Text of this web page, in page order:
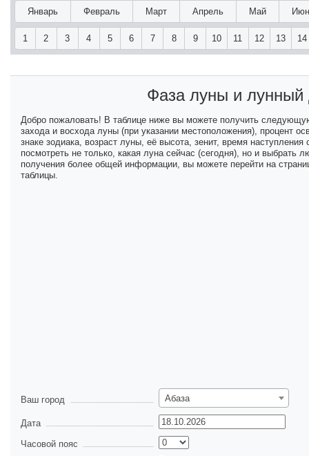
Январь Февраль Март Апрель Май
1 2 3 4 5 6 7 8 9 10 11 12 13 14
Фаза луны и
Добро пожаловать! В таблице ниже вы можете получить
захода и восхода луны (при указании местоположения), процент
знаке зодиака, возраст луны, её высота, зенит, время
посмотреть не только, какая луна сейчас (сегодня), но и
получения более общей информации, вы можете перейти на
таблицы.
Ваш город Абаза
Дата
Часовой пояс